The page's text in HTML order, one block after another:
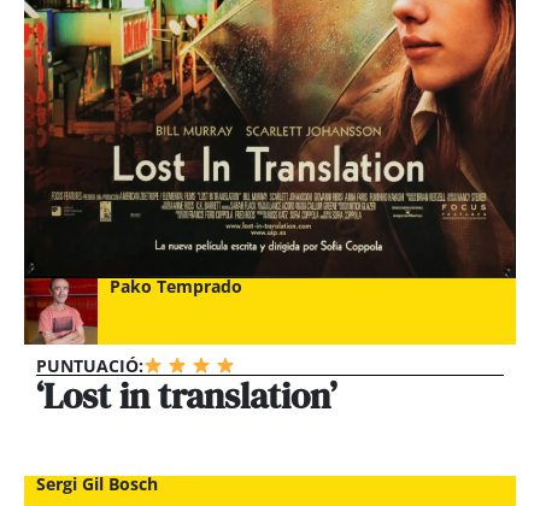
Pako Temprado
PUNTUACIÓ:
‘Lost in translation’
Sergi Gil Bosch